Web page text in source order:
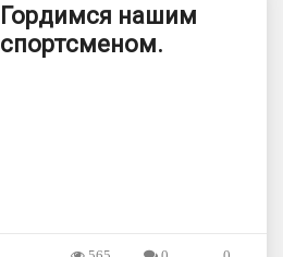
Гордимся нашим
спортсменом.